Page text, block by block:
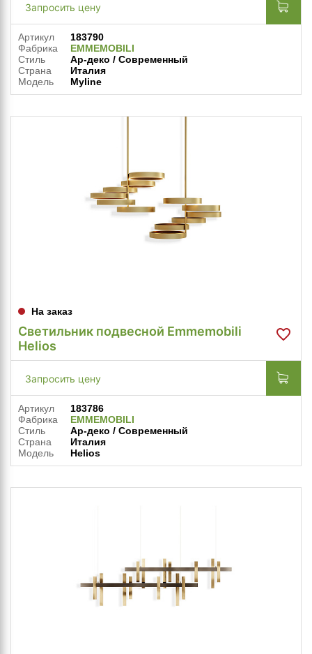
Запросить цену
Артикул
183790
Фабрика
EMMEMOBILI
Стиль
Ар-деко / Современный
Страна
Италия
Модель
Myline
На заказ
Светильник подвесной Emmemobili
Helios
Запросить цену
Артикул
183786
Фабрика
EMMEMOBILI
Стиль
Ар-деко / Современный
Страна
Италия
Модель
Helios